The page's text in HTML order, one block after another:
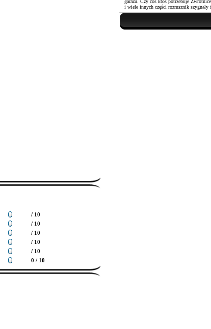
/ 10
/ 10
/ 10
/ 10
/ 10
0 / 10
garażu. Czy coś ktoś potrzebuje
i wiele innych części rozrusznik szygnały